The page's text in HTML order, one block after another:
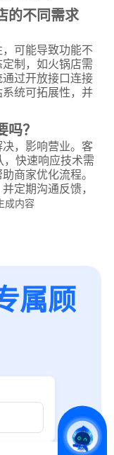
的不同需求
可能导致功能不
制，如火锅店需
过开放接口连接
统可拓展性，并
？
，影响营业。客
快速响应技术需
商家优化流程。
定期沟通反馈，
成内容
属顾